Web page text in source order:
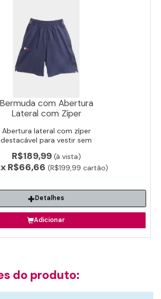
Detalhes
Bermuda com Abertura
Lateral com Zíper
Abertura lateral com zíper
destacável para vestir sem
cirúrgico e reabilitação.
R$189,99(à vista)
R$66,66 (R$199,99 cartão)
do produto: